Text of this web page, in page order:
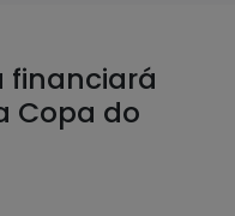
financiará
Copa do